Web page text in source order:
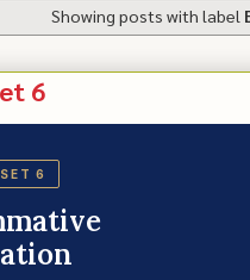
Showing posts with label
6
6